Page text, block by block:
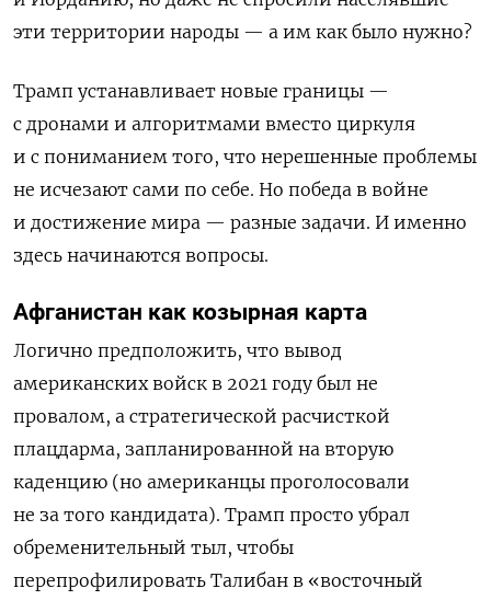
эти территории народы — а им как было нужно?
Трамп устанавливает новые границы —
с дронами и алгоритмами вместо циркуля
и с пониманием того, что нерешенные проблемы
не исчезают сами по себе. Но победа в войне
и достижение мира — разные задачи. И именно
здесь начинаются вопросы.
Афганистан как козырная карта
Логично предположить, что вывод
американских войск в 2021 году был не
провалом, а стратегической расчисткой
плацдарма, запланированной на вторую
каденцию (но американцы проголосовали
не за того кандидата). Трамп просто убрал
обременительный тыл, чтобы
перепрофилировать Талибан в «восточный